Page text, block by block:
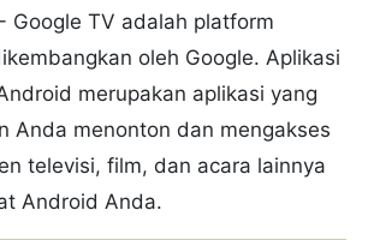
- Google TV adalah platform
oleh Google. Aplikasi
merupakan aplikasi yang
Anda menonton dan mengakses
televisi, film, dan acara lainnya
Android Anda.